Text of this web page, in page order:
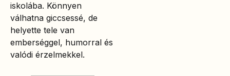
iskolába. Könnyen
válhatna giccsessé, de
helyette tele van
emberséggel, humorral és
valódi érzelmekkel.